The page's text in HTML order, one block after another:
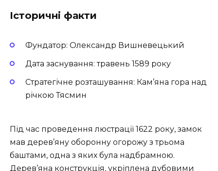
Історичні факти
Фундатор: Олександр Вишневецький
Дата заснування: травень 1589 року
Стратегічне розташування: Кам’яна гора над
річкою Тясмин
Під час проведення люстрації 1622 року, замок
мав дерев’яну оборонну огорожу з трьома
баштами, одна з яких була надбрамною.
Дерев’яна конструкція, укріплена дубовими